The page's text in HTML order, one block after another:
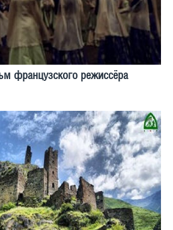
французского режиссёра